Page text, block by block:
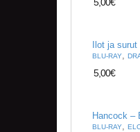
Ilot ja
BLU-RAY,
5,00€
Hancock –
BLU-RAY,